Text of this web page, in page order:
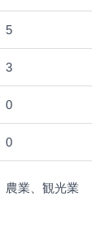
5
3
0
0
農業、観光業